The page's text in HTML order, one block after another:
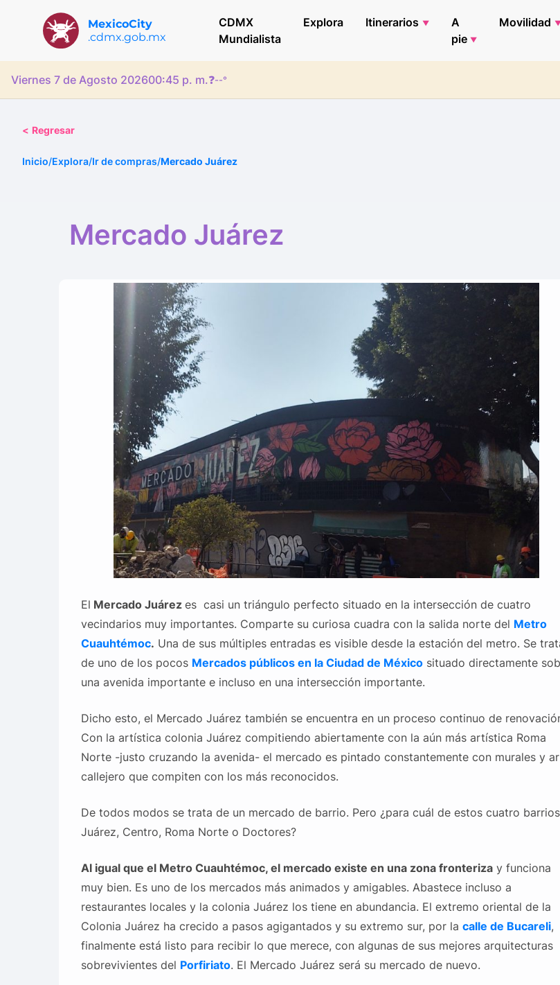
MexicoCity
.cdmx.gob.mx
CDMX
Mundialista
Explora Itinerarios
A
pie
Movilidad
Viernes 7 de Agosto 202600:45 p. m.❓--°
< Regresar
Inicio/Explora/Ir de compras/Mercado Juárez
Mercado Juárez
El Mercado Juárez es casi un triángulo perfecto situado en la intersección de cuatro
vecindarios muy importantes. Comparte su curiosa cuadra con la salida norte del Metro
Cuauhtémoc. Una de sus múltiples entradas es visible desde la estación del metro. Se
de uno de los pocos Mercados públicos en la Ciudad de Méxicosituado directamente
una avenida importante e incluso en una intersección importante.
Dicho esto, el Mercado Juárez también se encuentra en un proceso continuo de
Con la artística colonia Juárez compitiendo abiertamente con la aún más artística Roma
Norte -justo cruzando la avenida- el mercado es pintado constantemente con murales y
callejero que compiten con los más reconocidos.
De todos modos se trata de un mercado de barrio. Pero ¿para cuál de estos cuatro
Juárez, Centro, Roma Norte o Doctores?
Al igual que el Metro Cuauhtémoc, el mercado existe en una zona fronterizay funciona
muy bien. Es uno de los mercados más animados y amigables. Abastece incluso a
restaurantes locales y la colonia Juárez los tiene en abundancia. El extremo oriental de la
Colonia Juárez ha crecido a pasos agigantados y su extremo sur, por la calle de Bucareli,
finalmente está listo para recibir lo que merece, con algunas de sus mejores arquitecturas
sobrevivientes del Porfiriato. El Mercado Juárez será su mercado de nuevo.